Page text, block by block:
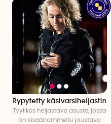
Rypytetty käsivarsiheijastin
Tyylikäs heijastava asuste, jossa
on sisäänommeltu joustava